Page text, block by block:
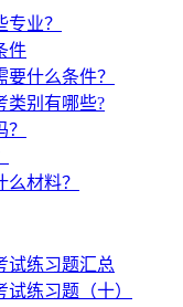
业？
件
什么条件？
类别有哪些?
材料？
试练习题汇总
练习题（十）